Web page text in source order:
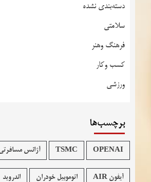
دسته‌بندی نشده
سلامتی
فرهنگ وهنر
کسب وکار
ورزشی
برچسب‌ها
OPENAI
TSMC آژانس
آیفون AIR اتوموبیل خودران اندروید